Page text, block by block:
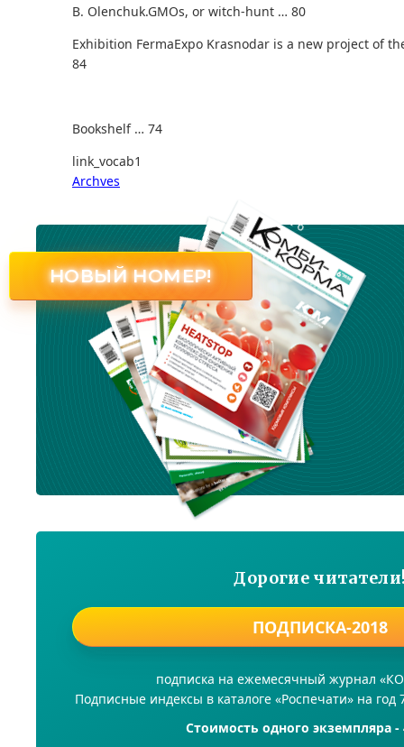
B. Olenchuk.GMOs, or witch-hunt … 80
Exhibition FermaExpo Krasnodar is a new project of
84
Bookshelf … 74
link_vocab1
Archves
НОВЫЙ НОМЕР!
№ 6
Дорогие
ПОДПИСКА-2018
подписка на ежемесячный журнал
Подписные индексы в каталоге «Роспечати» на год
Стоимость одного экземпляра -